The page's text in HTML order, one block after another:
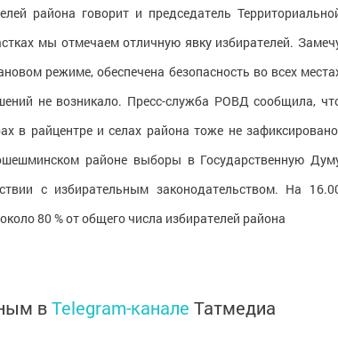
района говорит и председатель
мы отмечаем отличную явку избирателей.
режиме, обеспечена безопасность во всех
не возникало. Пресс-служба РОВД сообщила,
в райцентре и селах района тоже не
районе выборы в Государственную
с избирательным законодательством. На
80 % от общего числа избирателей района
вTelegram-канале Татмедиа